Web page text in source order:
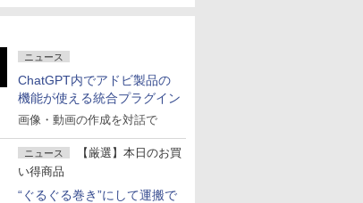
ニュース
ChatGPT内でアドビ製品の
機能が使える統合プラグイン
画像・動画の作成を対話で
ニュース
【厳選】本日のお買
い得商品
“ぐるぐる巻き”にして運搬で